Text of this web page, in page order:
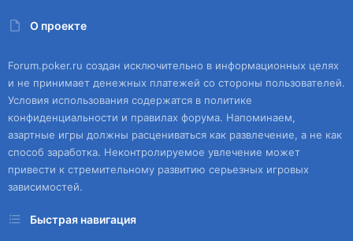
О проекте
Forum.poker.ru создан исключительно в информационных целях
и не принимает денежных платежей со стороны пользователей.
Условия использования содержатся в политике
конфиденциальности и правилах форума. Напоминаем,
азартные игры должны расцениваться как развлечение, а не как
способ заработка. Неконтролируемое увлечение может
привести к стремительному развитию серьезных игровых
зависимостей.
Быстрая навигация